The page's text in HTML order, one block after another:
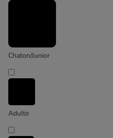
Chaton/Junior
Adulte